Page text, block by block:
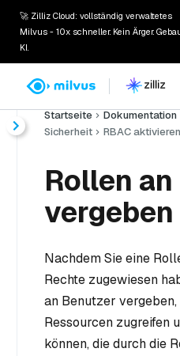
🚀 Zilliz Cloud: vollständig verwaltetes
Milvus - 10x schneller. Kein Ärger.
KI.
Startseite Dokumentation
Sicherheit
RBAC aktivieren
Rollen
vergeben
Nachdem Sie eine
Rechte zugewiesen
an Benutzer
Ressourcen zugreifen
können, die durch die